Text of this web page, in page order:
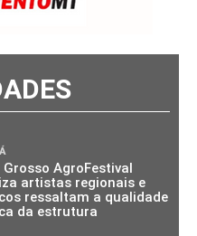
AgroFestival
artistas regionais e
ressaltam a qualidade
da estrutura